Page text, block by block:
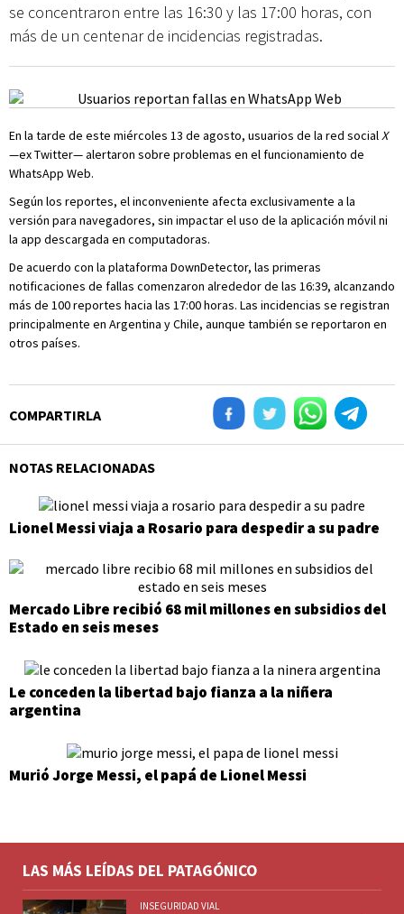
se concentraron entre las 16:30 y las 17:00 horas, con
más de un centenar de incidencias registradas.
En la tarde de este miércoles 13 de agosto, usuarios de la red socialX
—ex Twitter— alertaron sobre problemas en el funcionamiento de
WhatsApp Web.
Según los reportes, el inconveniente afecta exclusivamente a la
versión para navegadores, sin impactar el uso de la aplicación móvil ni
la app descargada en computadoras.
De acuerdo con la plataforma DownDetector, las primeras
notificaciones de fallas comenzaron alrededor de las 16:39, alcanzando
más de 100 reportes hacia las 17:00 horas. Las incidencias se registran
principalmente en Argentina y Chile, aunque también se reportaron en
otros países.
COMPARTIRLA
NOTAS RELACIONADAS
Lionel Messi viaja a Rosario para despedir a su padre
Mercado Libre recibió 68 mil millones en subsidios del
Estado en seis meses
Le conceden la libertad bajo fianza a la niñera
argentina
Murió Jorge Messi, el papá de Lionel Messi
LAS MÁS LEÍDAS DEL PATAGÓNICO
INSEGURIDAD VIAL